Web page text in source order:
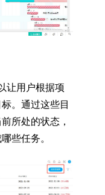
让用户根据项
。通过这些目
所处的状态，
些任务。